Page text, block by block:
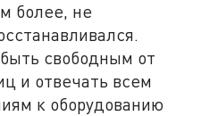
более, не
свободным от
и отвечать всем
к оборудованию